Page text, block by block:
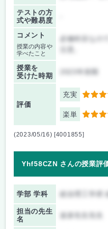
テストの方
式や難易度
コメント
授業の内容や
学べたこと
必修科目なの
授業を
受けた時期
評価
充実 5
楽単 5
(2023/05/16) [4001855]
Yhf58CZN さんの授業評
学部 学科
担当の先生
名